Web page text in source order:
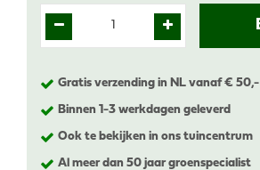
Gratis verzending in NL vanaf € 50,-
Binnen 1-3 werkdagen geleverd
Ook te bekijken in ons tuincentrum
Al meer dan 50 jaar groenspecialist